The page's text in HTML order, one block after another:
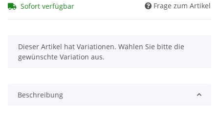
Sofort verfügbar Frage zum Artikel
x
Dieser Artikel hat Variationen. Wählen Sie bitte die
gewünschte Variation aus.
Beschreibung